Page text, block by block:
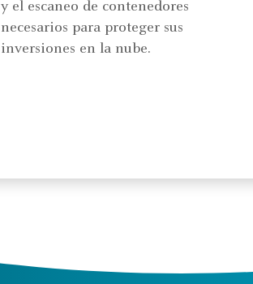
y el escaneo de contenedores
necesarios para proteger sus
inversiones en la nube.